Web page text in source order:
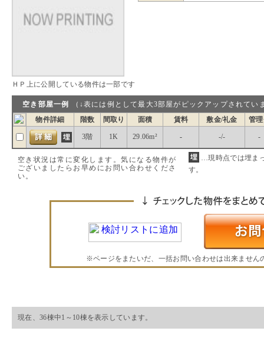
ＨＰ上に公開している物件は一部です
空き部屋一例
（↓表には例として最大3部屋がピックアップされ
物件詳細
階数 間取り 面積 賃料 敷金/礼金 管
3階 1K 29.06m² - -/- -
空き状況は常に変化します。気になる物件が
ございましたらお早めにお問い合わせくださ
い。
…現時点では埋ま
す。
※ページをまたいだ、一括お問い合わせは出来ません
現在、36棟中1～10棟を表示しています。